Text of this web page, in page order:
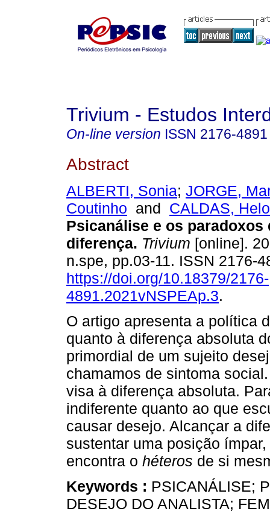
Trivium - Estudos
On-line version ISSN 2176-4891
Abstract
ALBERTI, Sonia; JORGE,
Coutinho and CALDAS,
Psicanálise e os paradoxos
diferença. Trivium [online].
n.spe, pp.03-11. ISSN 2176-
https://doi.org/10.18379/2176-
4891.2021vNSPEAp.3.
O artigo apresenta a política
quanto à diferença absoluta
primordial de um sujeito
chamamos de sintoma
visa à diferença absoluta.
indiferente quanto ao que
causar desejo. Alcançar a
sustentar uma posição
encontra o héteros de si
Keywords : PSICANÁLISE;
DESEJO DO ANALISTA;